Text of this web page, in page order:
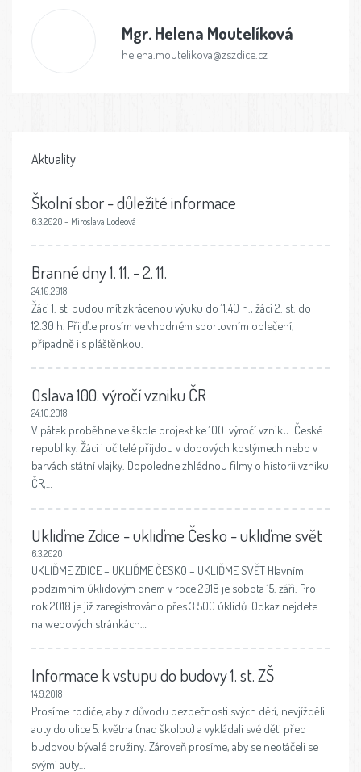
Mgr.Helena Moutelíková
helena.moutelikova@zszdice.cz
Aktuality
Školní sbor - důležité informace
6.3.2020 – Miroslava Lodeová
Branné dny 1. 11. - 2. 11.
24.10.2018
Žáci 1. st. budou mít zkrácenou výuku do 11.40 h., žáci 2. st. do
12.30 h. Přijďte prosím ve vhodném sportovním oblečení,
případně i s pláštěnkou.
Oslava 100. výročí vzniku ČR
24.10.2018
V pátek proběhne ve škole projekt ke 100. výročí vzniku České
republiky. Žáci i učitelé přijdou v dobových kostýmech nebo v
barvách státní vlajky. Dopoledne zhlédnou filmy o historii vzniku
ČR,…
Ukliďme Zdice - ukliďme Česko - ukliďme svět
6.3.2020
UKLIĎME ZDICE – UKLIĎME ČESKO – UKLIĎME SVĚT Hlavním
podzimním úklidovým dnem v roce 2018 je sobota 15. září. Pro
rok 2018 je již zaregistrováno přes 3 500 úklidů. Odkaz nejdete
na webových stránkách…
Informace k vstupu do budovy 1. st. ZŠ
14.9.2018
Prosíme rodiče, aby z důvodu bezpečnosti svých dětí, nevjížděli
auty do ulice 5. května (nad školou) a vykládali své děti před
budovou bývalé družiny. Zároveň prosíme, aby se neotáčeli se
svými auty…